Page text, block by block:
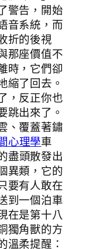
警告，開始
音系統，而
折的後視
那座價值不
時，它們卻
縮了回去。
，反正你也
跳出來了。
、覆蓋著鏽
心理學車
盡頭散發出
異類，它的
要有人敢在
到一個泊車
在是第十八
獨角獸的方
溫柔提醒：